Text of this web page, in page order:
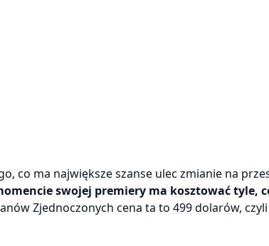
co ma największe szanse ulec zmianie na
swojej premiery ma kosztować tyle,
Zjednoczonych cena ta to 499 dolarów, czyli